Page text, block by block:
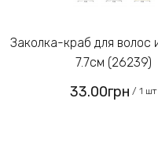
Заколка-краб для волос из металла
7.7см (26239)
33.00грн / 1 шт